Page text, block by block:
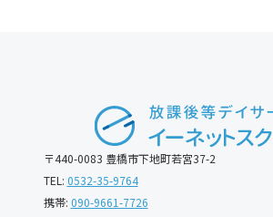
〒440-0083 豊橋市下地町若宮37-2
TEL: 0532-35-9764
携帯: 090-9661-7726